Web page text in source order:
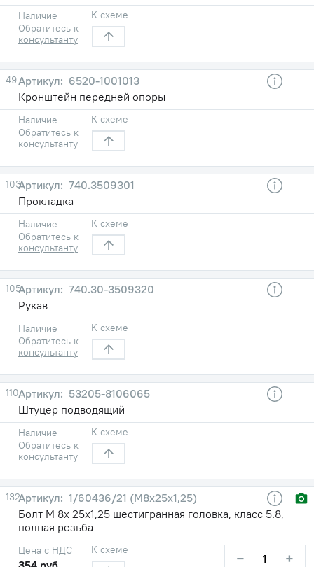
Наличие
Обратитесь к
консультанту
К схеме
49
6520-1001013
Кронштейн передней опоры
Наличие
Обратитесь к
консультанту
К схеме
103
740.3509301
Прокладка
Наличие
Обратитесь к
консультанту
К схеме
105
740.30-3509320
Рукав
Наличие
Обратитесь к
консультанту
К схеме
110
53205-8106065
Штуцер подводящий
Наличие
Обратитесь к
консультанту
К схеме
132
1/60436/21 (М8х25х1,25)
Болт М 8х 25х1,25 шестигранная головка, класс 5.8,
полная резьба
Цена с НДС К схеме − +